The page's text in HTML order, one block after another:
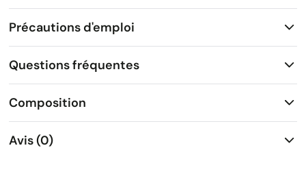
Précautions d'emploi
Questions fréquentes
Composition
Avis (0)